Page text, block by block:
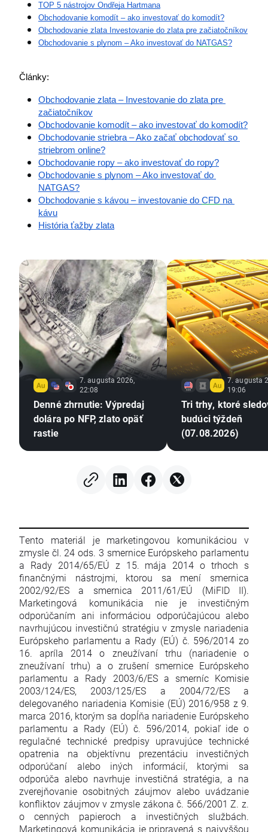
TOP 5 nástrojov Ondřeja Hartmana
Obchodovanie komodít – ako investovať do komodít?
Obchodovanie zlata Investovanie do zlata pre začiatočníkov
Obchodovanie s plynom – Ako investovať do NATGAS?
Články:
Obchodovanie zlata – Investovanie do zlata pre
začiatočníkov
Obchodovanie komodít – ako investovať do komodít?
Obchodovanie striebra – Ako začať obchodovať so
striebrom online?
Obchodovanie ropy – ako investovať do ropy?
Obchodovanie s plynom – Ako investovať do
NATGAS?
Obchodovanie s kávou – investovanie do CFD na
kávu
História ťažby zlata
7. augusta 2026,
22:08
Denné zhrnutie: Výpredaj
dolára po NFP, zlato opäť
rastie
7. augusta
19:06
Tri trhy, ktoré
budúci týždeň
(07.08.2026)
Tento materiál je marketingovou komunikáciou v
zmysle čl. 24 ods. 3 smernice Európskeho parlamentu
a Rady 2014/65/EÚ z 15. mája 2014 o trhoch s
finančnými nástrojmi, ktorou sa mení smernica
2002/92/ES a smernica 2011/61/EÚ (MiFID II).
Marketingová komunikácia nie je investičným
odporúčaním ani informáciou odporúčajúcou alebo
navrhujúcou investičnú stratégiu v zmysle nariadenia
Európskeho parlamentu a Rady (EÚ) č. 596/2014 zo
16. apríla 2014 o zneužívaní trhu (nariadenie o
zneužívaní trhu) a o zrušení smernice Európskeho
parlamentu a Rady 2003/6/ES a smerníc Komisie
2003/124/ES, 2003/125/ES a 2004/72/ES a
delegovaného nariadenia Komisie (EÚ) 2016/958 z 9.
marca 2016, ktorým sa dopĺňa nariadenie Európskeho
parlamentu a Rady (EÚ) č. 596/2014, pokiaľ ide o
regulačné technické predpisy upravujúce technické
opatrenia na objektívnu prezentáciu investičných
odporúčaní alebo iných informácií, ktorými sa
odporúča alebo navrhuje investičná stratégia, a na
zverejňovanie osobitných záujmov alebo uvádzanie
konfliktov záujmov v zmysle zákona č. 566/2001 Z. z.
o cenných papieroch a investičných službách.
Marketingová komunikácia je pripravená s najvyššou